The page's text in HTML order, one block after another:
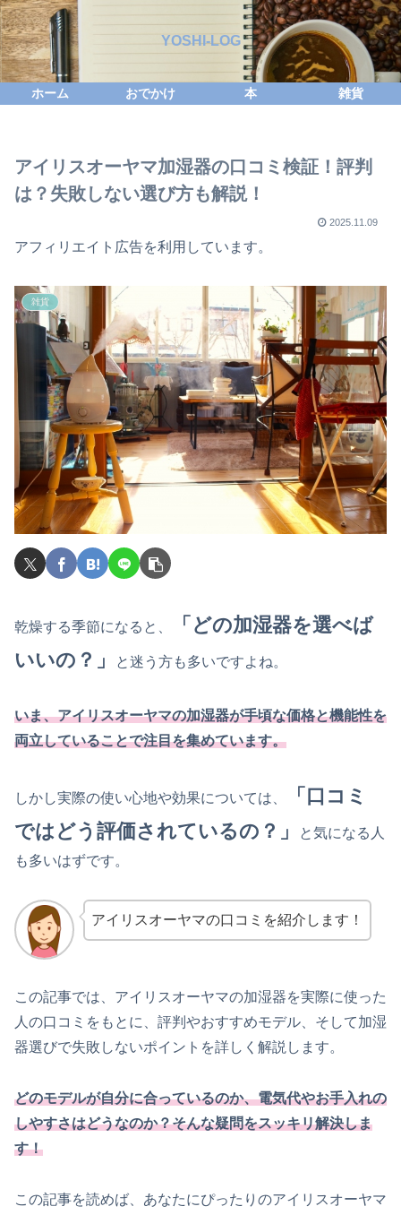
YOSHI-LOG
ホーム おでかけ 本 雑貨
アイリスオーヤマ加湿器の口コミ検証！評判
は？失敗しない選び方も解説！
2025.11.09
アフィリエイト広告を利用しています。
雑貨
乾燥する季節になると、
「どの加湿器を選べば
いいの？」
と迷う方も多いですよね。
いま、アイリスオーヤマの加湿器が手頃な価格と機能性を
両立していることで注目を集めています。
しかし実際の使い心地や効果については、
「口コミ
ではどう評価されているの？」
と気になる人
も多いはずです。
アイリスオーヤマの口コミを紹介します！
この記事では、アイリスオーヤマの加湿器を実際に使った
人の口コミをもとに、評判やおすすめモデル、そして加湿
器選びで失敗しないポイントを詳しく解説します。
どのモデルが自分に合っているのか、電気代やお手入れの
しやすさはどうなのか？そんな疑問をスッキリ解決しま
す！
この記事を読めば、あなたにぴったりのアイリスオーヤマ